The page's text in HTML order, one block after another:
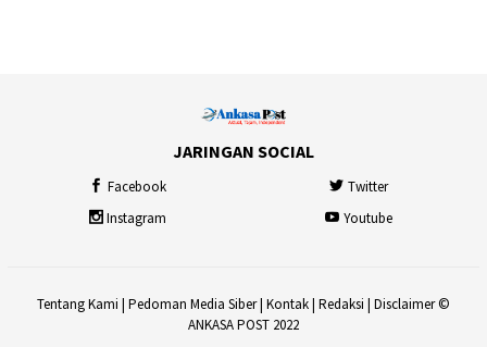
JARINGAN SOCIAL
Facebook
Twitter
Instagram
Youtube
Tentang Kami | Pedoman Media Siber| Kontak| Redaksi | Disclaimer©
ANKASA POST 2022